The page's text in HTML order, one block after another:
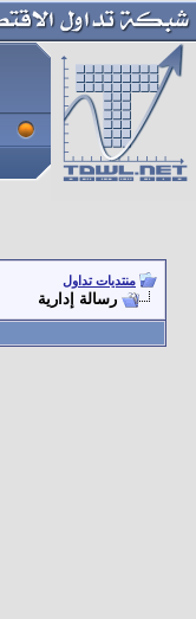
منتديات تداول
رسالة إدارية